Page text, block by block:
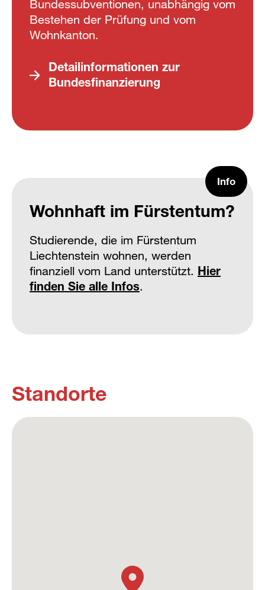
Bundessubventionen, unabhängig vom
Bestehen der Prüfung und vom
Wohnkanton.
Detailinformationen zur
Bundesfinanzierung
Info
Wohnhaft im Fürstentum?
Studierende, die im Fürstentum
Liechtenstein wohnen, werden
finanziell vom Land unterstützt. Hier
finden Sie alle Infos.
Standorte